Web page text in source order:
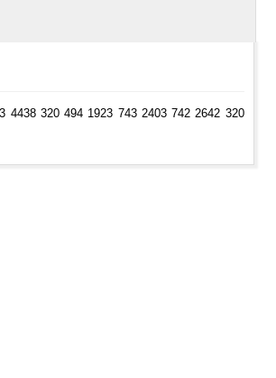
4438 320 494 1923 743 2403 742 2642 320